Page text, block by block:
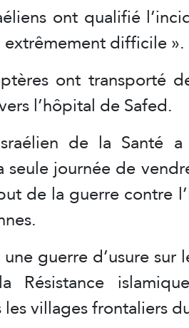
ont qualifié
difficile ».
ont transporté
l’hôpital de Safed.
de la Santé a
seule journée de
de la guerre contre
guerre d’usure
Résistance
villages frontaliers